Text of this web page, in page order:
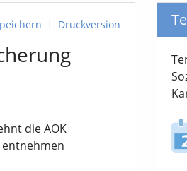
| Druckversion
die AOK